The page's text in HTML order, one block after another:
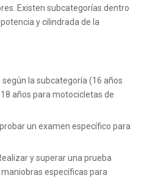
Existen subcategorías dentro
y cilindrada de la
según la subcategoría (16 años
años para motocicletas de
un examen específico para
y superar una prueba
específicas para